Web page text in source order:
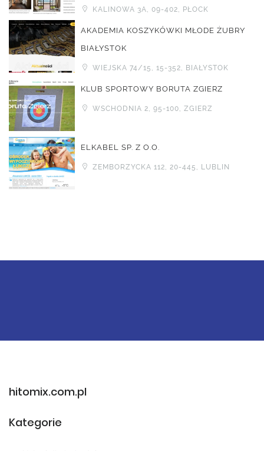
KALINOWA 3A, 09-402, PŁOCK
AKADEMIA KOSZYKÓWKI MŁODE ŻUBRY
BIAŁYSTOK
WIEJSKA 74/15, 15-352, BIAŁYSTOK
KLUB SPORTOWY BORUTA ZGIERZ
WSCHODNIA 2, 95-100, ZGIERZ
ELKABEL SP. Z O.O.
ZEMBORZYCKA 112, 20-445, LUBLIN
hitomix.com.pl
Kategorie